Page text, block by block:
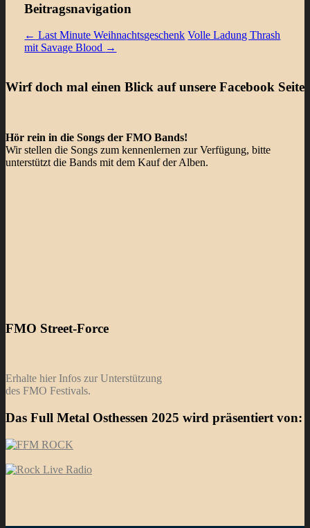
Beitragsnavigation
← Last Minute Weihnachtsgeschenk Volle Ladung Thrash
mit Savage Blood →
Wirf doch mal einen Blick auf unsere Facebook Seite
Hör rein in die Songs der FMO Bands!
Wir stellen die Songs zum kennenlernen zur Verfügung, bitte
unterstützt die Bands mit dem Kauf der Alben.
FMO Street-Force
Erhalte hier Infos zur Unterstützung
des FMO Festivals.
Das Full Metal Osthessen 2025 wird präsentiert von: